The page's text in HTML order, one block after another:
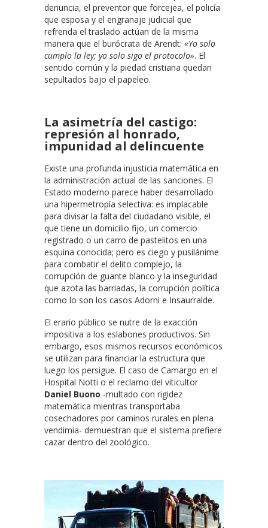
denuncia, el preventor que forcejea, el policía
que esposa y el engranaje judicial que
refrenda el traslado actúan de la misma
manera que el burócrata de Arendt: «Yo solo
cumplo la ley; yo solo sigo el protocolo». El
sentido común y la piedad cristiana quedan
sepultados bajo el papeleo.
La asimetría del castigo:
represión al honrado,
impunidad al delincuente
Existe una profunda injusticia matemática en
la administración actual de las sanciones. El
Estado moderno parece haber desarrollado
una hipermetropía selectiva: es implacable
para divisar la falta del ciudadano visible, el
que tiene un domicilio fijo, un comercio
registrado o un carro de pastelitos en una
esquina conocida; pero es ciego y pusilánime
para combatir el delito complejo, la
corrupción de guante blanco y la inseguridad
que azota las barriadas, la corrupción política
como lo son los casos Adorni e Insaurralde.
El erario público se nutre de la exacción
impositiva a los eslabones productivos. Sin
embargo, esos mismos recursos económicos
se utilizan para financiar la estructura que
luego los persigue. El caso de Camargo en el
Hospital Notti o el reclamo del viticultor
Daniel Buono -multado con rigidez
matemática mientras transportaba
cosechadores por caminos rurales en plena
vendimia- demuestran que el sistema prefiere
cazar dentro del zoológico.